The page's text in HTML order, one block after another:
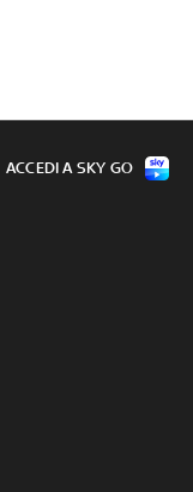
ACCEDI A SKY GO